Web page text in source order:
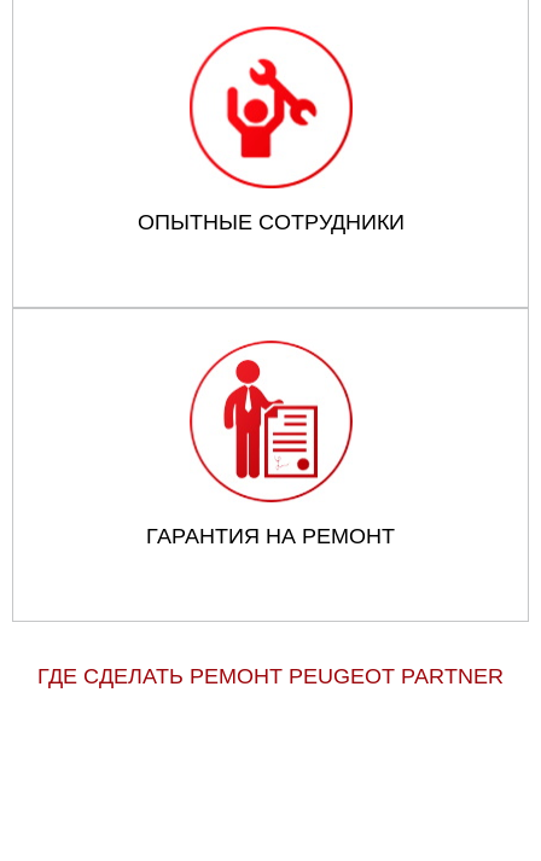
ОПЫТНЫЕ СОТРУДНИКИ
ГАРАНТИЯ НА РЕМОНТ
ГДЕ СДЕЛАТЬ РЕМОНТ PEUGEOT PARTNER